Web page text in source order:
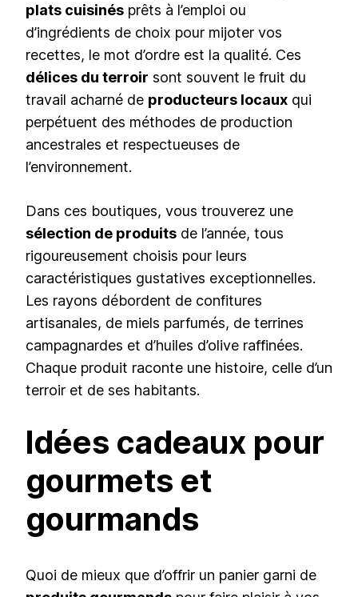
plats cuisinés prêts à l’emploi ou
d’ingrédients de choix pour mijoter vos
recettes, le mot d’ordre est la qualité. Ces
délices du terroir sont souvent le fruit du
travail acharné de producteurs locaux qui
perpétuent des méthodes de production
ancestrales et respectueuses de
l’environnement.
Dans ces boutiques, vous trouverez une
sélection de produits de l’année, tous
rigoureusement choisis pour leurs
caractéristiques gustatives exceptionnelles.
Les rayons débordent de confitures
artisanales, de miels parfumés, de terrines
campagnardes et d’huiles d’olive raffinées.
Chaque produit raconte une histoire, celle d’un
terroir et de ses habitants.
Idées cadeaux pour
gourmets et
gourmands
Quoi de mieux que d’offrir un panier garni de